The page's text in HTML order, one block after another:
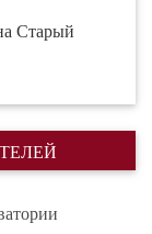
Старый